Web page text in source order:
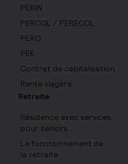
PERIN
PERCOL / PERECOL
PERO
PEE
Contrat de capitalisation
Rente viagère
Retraite
Résidence avec services
pour seniors
Le fonctionnement de
la retraite